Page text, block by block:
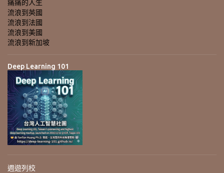
痛痛的人生
流浪到英國
流浪到法國
流浪到美國
流浪到新加坡
Deep Learning 101
週遊列校